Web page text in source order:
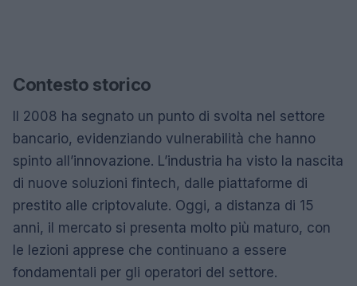
Contesto storico
Il 2008 ha segnato un punto di svolta nel settore
bancario, evidenziando vulnerabilità che hanno
spinto all’innovazione. L’industria ha visto la nascita
di nuove soluzioni fintech, dalle piattaforme di
prestito alle criptovalute. Oggi, a distanza di 15
anni, il mercato si presenta molto più maturo, con
le lezioni apprese che continuano a essere
fondamentali per gli operatori del settore.